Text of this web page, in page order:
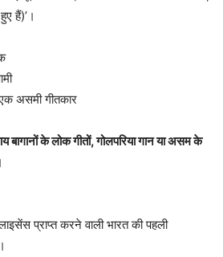
हैं)’।
असमी गीतकार
बागानों के लोक गीतों, गोलपरिया गान या असम के
प्राप्त करने वाली भारत की पहली